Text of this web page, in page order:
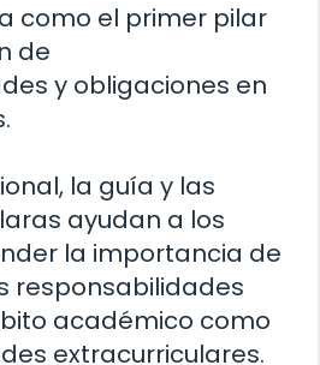
como el primer pilar
de
y obligaciones en
la guía y las
ayudan a los
la importancia de
responsabilidades
académico como
extracurriculares.